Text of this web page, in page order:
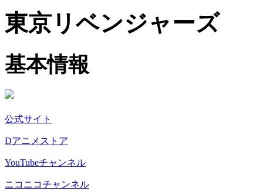
東京リベンジャーズ
基本情報
公式サイト
Dアニメストア
YouTubeチャンネル
ニコニコチャンネル